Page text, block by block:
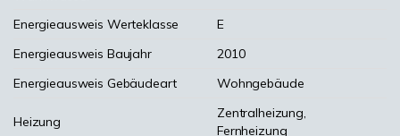
Energieausweis Werteklasse
E
Energieausweis Baujahr
2010
Energieausweis Gebäudeart
Wohngebäude
Heizung
Zentralheizung,
Fernheizung